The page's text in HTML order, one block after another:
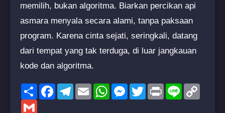
memilih, bukan algoritma. Biarkan percikan api
asmara menyala secara alami, tanpa paksaan
program. Karena cinta sejati, seringkali, datang
dari tempat yang tak terduga, di luar jangkauan
kode dan algoritma.
ShareFacebookTelegram
EmailWhatsAppMessenger
TwitterPrint Line